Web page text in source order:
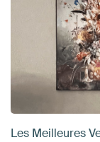
Les Meilleures